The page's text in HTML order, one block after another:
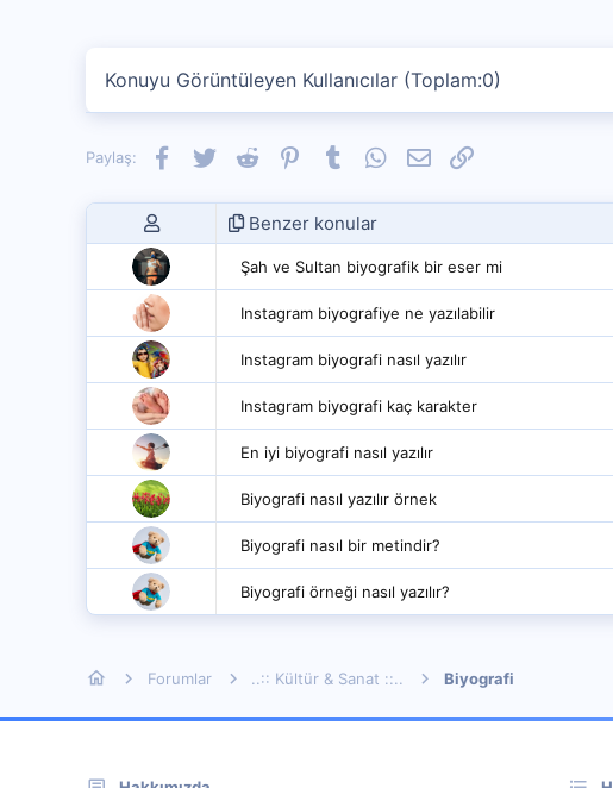
Konuyu Görüntüleyen Kullanıcılar (Toplam:0)
Paylaş: Facebook
TwitterReddit PinterestTumblrWhatsApp
E-postaLink
Benzer konular
Şah ve Sultan biyografik bir eser mi
Instagram biyografiye ne yazılabilir
Instagram biyografi nasıl yazılır
Instagram biyografi kaç karakter
En iyi biyografi nasıl yazılır
Biyografi nasıl yazılır örnek
Biyografi nasıl bir metindir?
Biyografi örneği nasıl yazılır?
Forumlar ..:: Kültür & Sanat ::.. Biyografi